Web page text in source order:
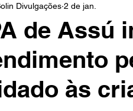
Judiciário
Educação
de Assú
às
Divulgações 2 de jan.